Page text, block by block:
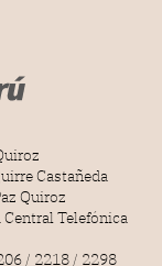
Castañeda
Quiroz
Telefónica
/ 2218 / 2298